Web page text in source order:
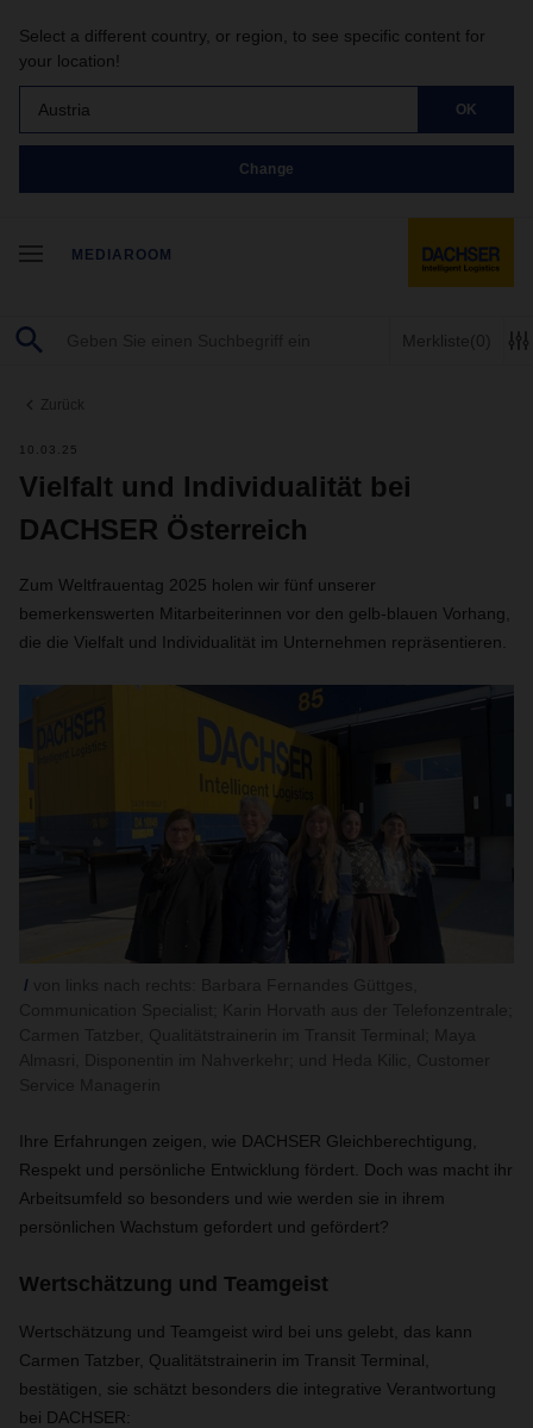
Select a different country, or region, to see specific content for
your location!
Austria OK
Change
MEDIAROOM
Merkliste(0)
Zurück
10.03.25
Vielfalt und Individualität bei
DACHSER Österreich
Zum Weltfrauentag 2025 holen wir fünf unserer
bemerkenswerten Mitarbeiterinnen vor den gelb-blauen Vorhang,
die die Vielfalt und Individualität im Unternehmen repräsentieren.
Ihre Erfahrungen zeigen, wie DACHSER Gleichberechtigung,
Respekt und persönliche Entwicklung fördert. Doch was macht ihr
Arbeitsumfeld so besonders und wie werden sie in ihrem
persönlichen Wachstum gefordert und gefördert?
Wertschätzung und Teamgeist
Wertschätzung und Teamgeist wird bei uns gelebt, das kann
Carmen Tatzber, Qualitätstrainerin im Transit Terminal,
bestätigen, sie schätzt besonders die integrative Verantwortung
bei DACHSER: